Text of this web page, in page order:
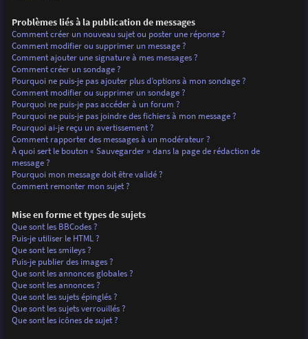
Problèmes liés à la publication de messages
Comment créer un nouveau sujet ou poster une réponse ?
Comment modifier ou supprimer un message ?
Comment ajouter une signature à mes messages ?
Comment créer un sondage ?
Pourquoi ne puis-je pas ajouter plus d’options à mon sondage ?
Comment modifier ou supprimer un sondage ?
Pourquoi ne puis-je pas accéder à un forum ?
Pourquoi ne puis-je pas joindre des fichiers à mon message ?
Pourquoi ai-je reçu un avertissement ?
Comment rapporter des messages à un modérateur ?
À quoi sert le bouton « Sauvegarder » dans la page de rédaction de
message ?
Pourquoi mon message doit être validé ?
Comment remonter mon sujet ?
Mise en forme et types de sujets
Que sont les BBCodes ?
Puis-je utiliser le HTML ?
Que sont les smileys ?
Puis-je publier des images ?
Que sont les annonces globales ?
Que sont les annonces ?
Que sont les sujets épinglés ?
Que sont les sujets verrouillés ?
Que sont les icônes de sujet ?